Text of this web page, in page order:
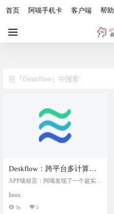
首页 阿喵手机卡 客户端 帮助
Deskflow：跨平台多计算机
共享鼠标和键盘，可让您在
上的多台计算机之间共享一
套鼠标和键盘
APP喵前言：阿喵发现了一个超实用
台电脑上共享一个鼠标和键盘。无
论是Windows、macOS还是Linux系
linux
5k 0